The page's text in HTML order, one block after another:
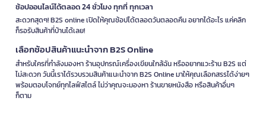
ช้อปออนไลน์ได้ตลอด 24 ชั่วโมง ทุกที่ ทุกเวลา
สะดวกสุดๆ! B2S online เปิดให้คุณช้อปได้ตลอดวันตลอดคืน อยากได้อะไร แค่คลิก
ก็รอรับสินค้าที่บ้านได้เลย!
เลือกช้อปสินค้าแนะนำจาก B2S Online
สำหรับใครที่กำลังมองหา ร้านอุปกรณ์เครื่องเขียนใกล้ฉัน หรืออยากแวะร้าน B2S แต่
ไม่สะดวก วันนี้เราได้รวบรวมสินค้าแนะนำจาก B2S Online มาให้คุณเลือกสรรได้ง่ายๆ
พร้อมตอบโจทย์ทุกไลฟ์สไตล์ ไม่ว่าคุณจะมองหา ร้านขายหนังสือ หรือสินค้าอื่นๆ
ก็ตาม